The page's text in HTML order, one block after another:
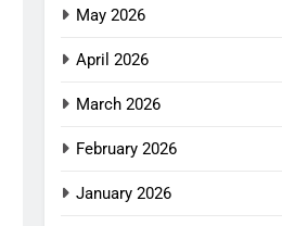
May 2026
April 2026
March 2026
February 2026
January 2026